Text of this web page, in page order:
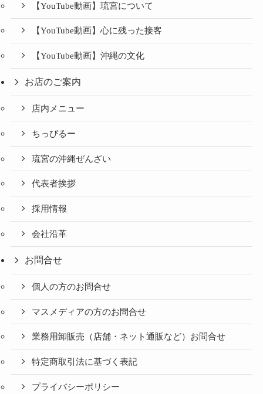
【YouTube動画】琉宮について
【YouTube動画】心に残った接客
【YouTube動画】沖縄の文化
お店のご案内
店内メニュー
ちっぴるー
琉宮の沖縄ぜんざい
代表者挨拶
採用情報
会社沿革
お問合せ
個人の方のお問合せ
マスメディアの方のお問合せ
業務用卸販売（店舗・ネット通販など）お問合せ
特定商取引法に基づく表記
プライバシーポリシー